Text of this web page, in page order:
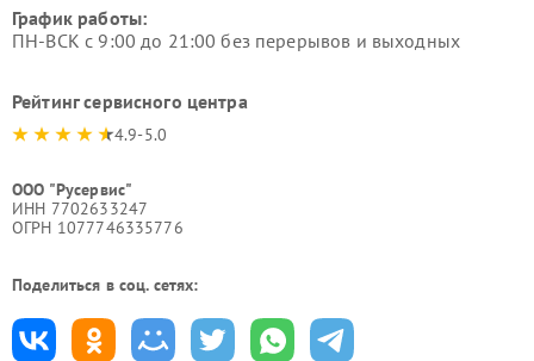
График работы:
ПН-ВСК с 9:00 до 21:00 без перерывов и выходных
Рейтинг сервисного центра
4.9-5.0
ООО "Русервис"
ИНН 7702633247
ОГРН 1077746335776
Поделиться в соц. сетях: